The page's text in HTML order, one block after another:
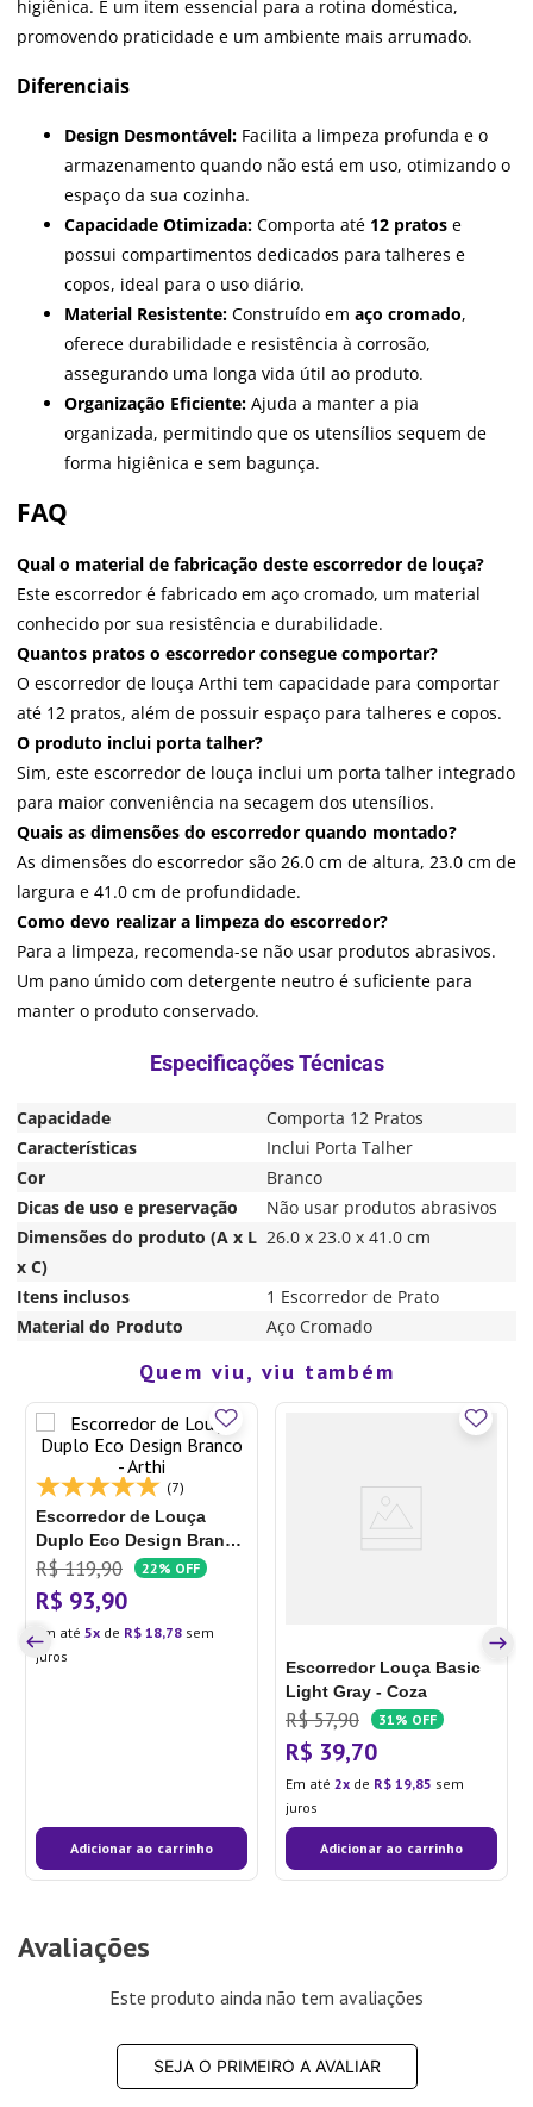
higiênica. É um item essencial para a rotina doméstica,
promovendo praticidade e um ambiente mais arrumado.
Diferenciais
Design Desmontável: Facilita a limpeza profunda e o
armazenamento quando não está em uso, otimizando o
espaço da sua cozinha.
Capacidade Otimizada: Comporta até 12 pratos e
possui compartimentos dedicados para talheres e
copos, ideal para o uso diário.
Material Resistente: Construído em aço cromado,
oferece durabilidade e resistência à corrosão,
assegurando uma longa vida útil ao produto.
Organização Eficiente: Ajuda a manter a pia
organizada, permitindo que os utensílios sequem de
forma higiênica e sem bagunça.
FAQ
Qual o material de fabricação deste escorredor de louça?
Este escorredor é fabricado em aço cromado, um material
conhecido por sua resistência e durabilidade.
Quantos pratos o escorredor consegue comportar?
O escorredor de louça Arthi tem capacidade para comportar
até 12 pratos, além de possuir espaço para talheres e copos.
O produto inclui porta talher?
Sim, este escorredor de louça inclui um porta talher integrado
para maior conveniência na secagem dos utensílios.
Quais as dimensões do escorredor quando montado?
As dimensões do escorredor são 26.0 cm de altura, 23.0 cm de
largura e 41.0 cm de profundidade.
Como devo realizar a limpeza do escorredor?
Para a limpeza, recomenda-se não usar produtos abrasivos.
Um pano úmido com detergente neutro é suficiente para
manter o produto conservado.
Capacidade
Comporta 12 Pratos
Características
Inclui Porta Talher
Cor
Branco
Dicas de uso e preservação
Não usar produtos abrasivos
Dimensões do produto (A x L
x C)
26.0 x 23.0 x 41.0 cm
Itens inclusos
1 Escorredor de Prato
Material do Produto
Aço Cromado
Quem viu, viu também
(7)
Escorredor de Louça
Duplo Eco Design Branco
- Arthi
R$ 119,90 22% OFF
R$ 93,90
Em até 5 de R$ 18,78 sem
juros
Adicionar ao carrinho
Escorredor Louça Basic
Light Gray - Coza
R$ 57,90 31% OFF
R$ 39,70
Em até 2 de R$ 19,85 sem
juros
Adicionar ao carrinho
Avaliações
Este produto ainda não tem avaliações
SEJA O PRIMEIRO A AVALIAR